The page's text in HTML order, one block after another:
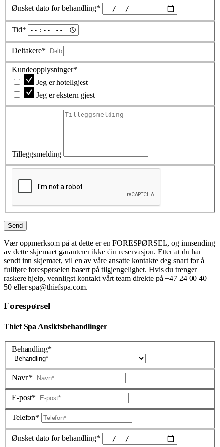
Ønsket dato for behandling*
Tid*
Deltakere*
Kundeopplysninger*
Jeg er hotellgjest
Jeg er ekstern gjest
Tilleggsmelding
Send
Vær oppmerksom på at dette er en FORESPØRSEL, og innsending
av dette skjemaet garanterer ikke din reservasjon. Etter at du har
sendt inn skjemaet, vil en av våre ansatte kontakte deg snart for å
fullføre forespørselen basert på tilgjengelighet. Hvis du trenger
raskere hjelp, vennligst kontakt vårt team direkte på +47 24 00 40
50 eller spa@thiefspa.com.
Forespørsel
Thief Spa Ansiktsbehandlinger
Behandling*
Navn*
E-post*
Telefon*
Ønsket dato for behandling*